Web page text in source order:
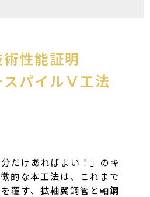
性能証明
スパイルⅤ工法
だけあればよい！」のキ
的な本工法は、これまで
覆す、拡軸翼鋼管と軸鋼